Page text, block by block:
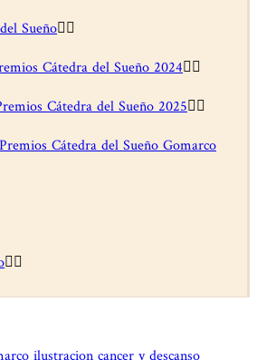
Sueño
Cátedra del Sueño 2024
Cátedra del Sueño 2025
Cátedra del Sueño Gomarco